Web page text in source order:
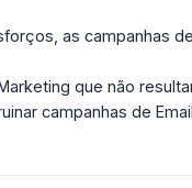
as campanhas
que não
campanhas de